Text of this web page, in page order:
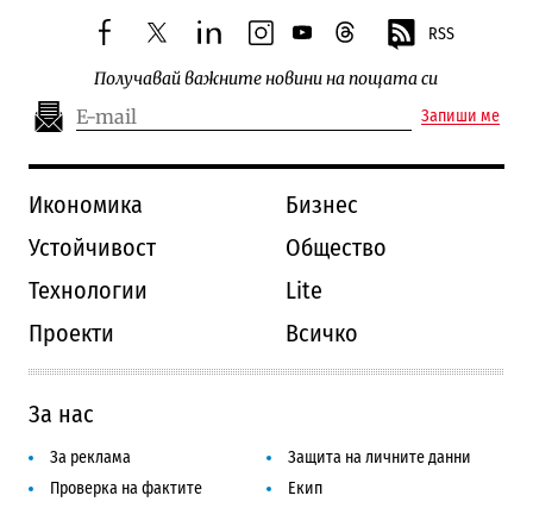
facebooktwitterlinkedininstagram
youtubethreads RSS
Получавай важните новини на пощата си
Запиши ме
Икономика
Бизнес
Устойчивост
Общество
Технологии
Lite
Проекти
Всичко
За нас
За реклама
Защита на личните данни
Проверка на фактите
Екип